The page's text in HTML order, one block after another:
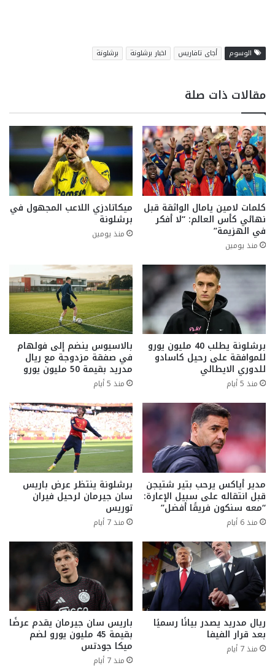
الوسوم أجاى تافاريس اخبار برشلونة برشلونة
مقالات ذات صلة
كلمات لامين يامال الواثقة قبل
نهائي كأس العالم: “لا أفكر
في الهزيمة”
منذ يومين
ميكاتادزي اللاعب المجهول في
برشلونة
منذ يومين
برشلونة يطلب 40 مليون يورو
للموافقة على رحيل كاسادو
للدوري الايطالي
منذ 5 أيام
بالاسيوس ينضم إلى فولهام
في صفقة مزدوجة مع ريال
مدريد بقيمة 50 مليون يورو
منذ 5 أيام
مدير أياكس يرحب بتير شتيجن
قبل انتقاله على سبيل الإعارة:
“معه سنكون فريقًا أفضل”
منذ 6 أيام
برشلونة ينتظر عرض باريس
سان جيرمان لرحيل فيران
توريس
منذ 7 أيام
ريال مدريد يصدر بيانًا رسميًا
بعد قرار الفيفا
منذ 7 أيام
باريس سان جيرمان يقدم عرضًا
بقيمة 45 مليون يورو لضم
ميكا جودتس
منذ 7 أيام